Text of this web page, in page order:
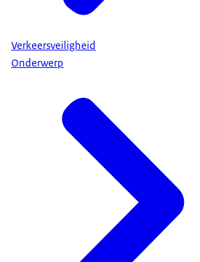
Verkeersveiligheid
Onderwerp